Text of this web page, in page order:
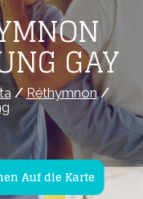
Auf die Karte
GAY
/ Réthymnon/